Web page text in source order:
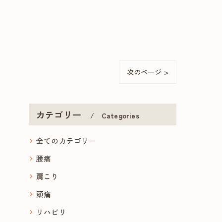
次のページ >
カテゴリー Categories
全てのカテゴリー
腰痛
肩こり
頭痛
リハビリ